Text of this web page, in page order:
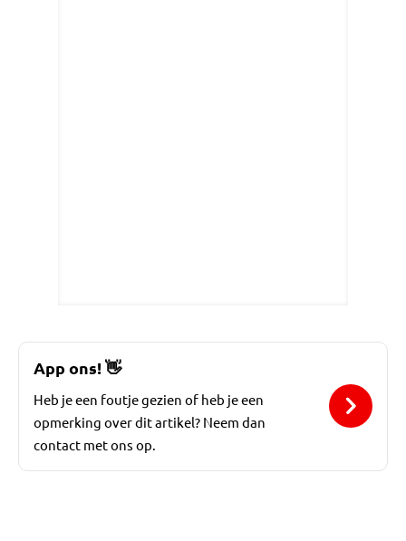
App ons! 👋
Heb je een foutje gezien of heb je een
opmerking over dit artikel? Neem dan
contact met ons op.